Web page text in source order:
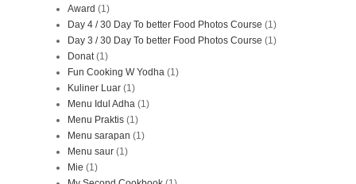
Award (1)
Day 4 / 30 Day To better Food Photos Course (1)
Day 3 / 30 Day To better Food Photos Course (1)
Donat (1)
Fun Cooking W Yodha (1)
Kuliner Luar (1)
Menu Idul Adha (1)
Menu Praktis (1)
Menu sarapan (1)
Menu saur (1)
Mie (1)